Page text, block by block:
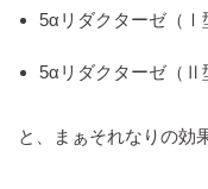
5αリダクターゼ（Ⅰ
5αリダクターゼ（Ⅱ
と、まぁそれなりの効